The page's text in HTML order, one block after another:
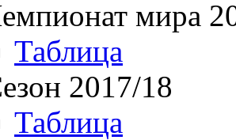
мира
Таблица
2017/18
Таблица